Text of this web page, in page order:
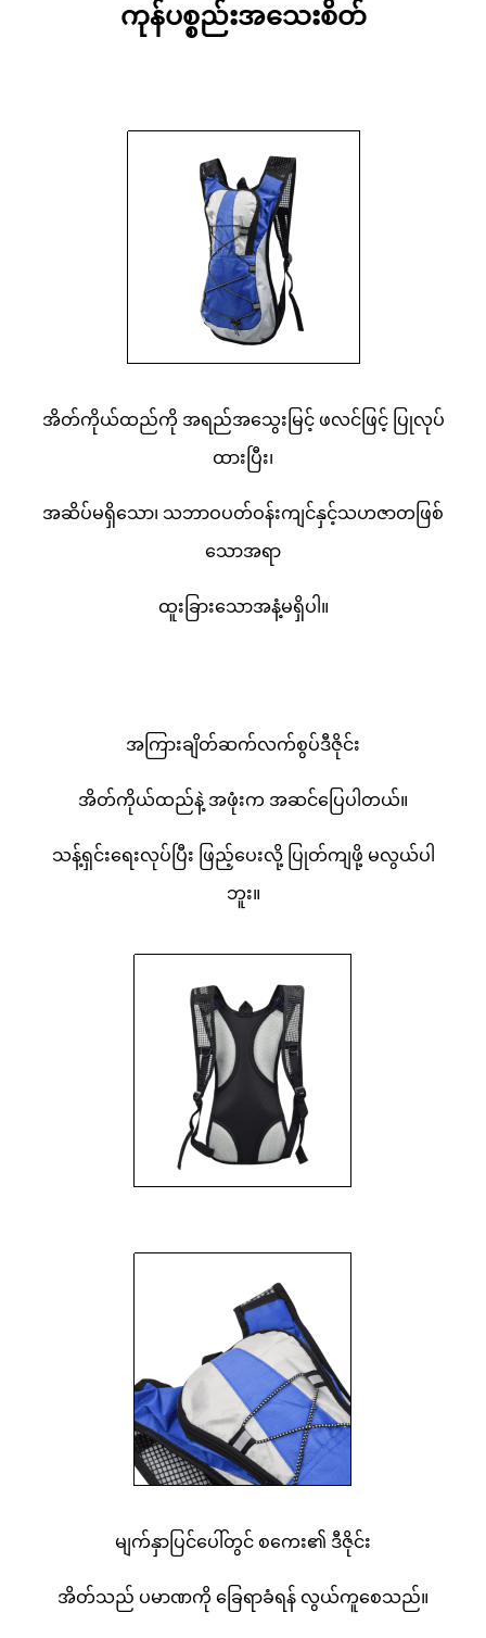
ကုန်ပစ္စည်းအသေးစိတ်
အိတ်ကိုယ်ထည်ကို အရည်အသွေးမြင့် ဖလင်ဖြင့် ပြုလုပ်
ထားပြီး၊
အဆိပ်မရှိသော၊ သဘာဝပတ်ဝန်းကျင်နှင့်သဟဇာတဖြစ်
သောအရာ
ထူးခြားသောအနံ့မရှိပါ။
အကြားချိတ်ဆက်လက်စွပ်ဒီဇိုင်း
အိတ်ကိုယ်ထည်နဲ့ အဖုံးက အဆင်ပြေပါတယ်။
သန့်ရှင်းရေးလုပ်ပြီး ဖြည့်ပေးလို့ ပြုတ်ကျဖို့ မလွယ်ပါ
ဘူး။
မျက်နှာပြင်ပေါ်တွင် စကေး၏ ဒီဇိုင်း
အိတ်သည် ပမာဏကို ခြေရာခံရန် လွယ်ကူစေသည်။